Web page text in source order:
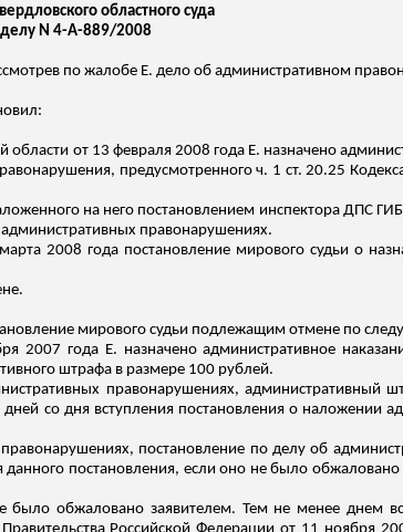
областного суда
N 4-А-889/2008
по жалобе Е. дело об административном
области от 13 февраля 2008 года Е. назначено
предусмотренного ч. 1 ст. 20.25
на него постановлением инспектора ДПС
правонарушениях.
2008 года постановление мирового судьи о
мирового судьи подлежащим отмене по
2007 года Е. назначено административное
штрафа в размере 100 рублей.
правонарушениях, административный
со дня вступления постановления о наложении
постановление по делу об
постановления, если оно не было обжаловано
было обжаловано заявителем. Тем не менее днем